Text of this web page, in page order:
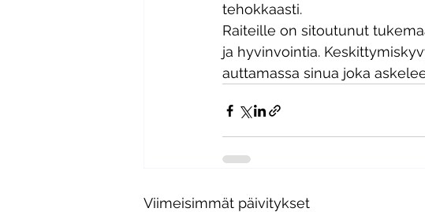
tehokkaasti.
Raiteille on sitoutunut
ja hyvinvointia.
auttamassa sinua joka
Viimeisimmät päivitykset